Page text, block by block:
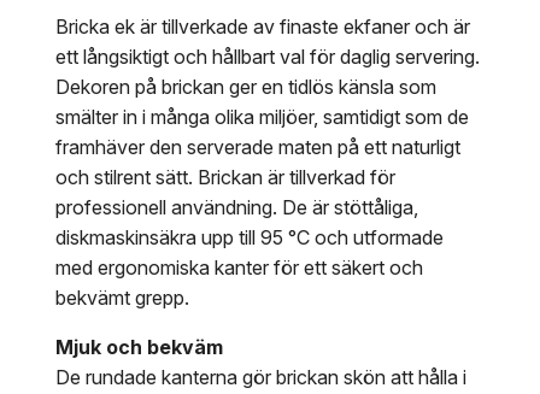
Bricka ek är tillverkade av finaste ekfaner och är
ett långsiktigt och hållbart val för daglig servering.
Dekoren på brickan ger en tidlös känsla som
smälter in i många olika miljöer, samtidigt som de
framhäver den serverade maten på ett naturligt
och stilrent sätt. Brickan är tillverkad för
professionell användning. De är stöttåliga,
diskmaskinsäkra upp till 95 °C och utformade
med ergonomiska kanter för ett säkert och
bekvämt grepp.
Mjuk och bekväm
De rundade kanterna gör brickan skön att hålla i